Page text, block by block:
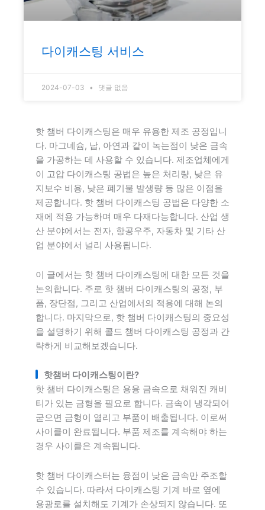
다이캐스팅 서비스
2024-07-03 댓글 없음
핫 챔버 다이캐스팅은 매우 유용한 제조 공정입니
다. 마그네슘, 납, 아연과 같이 녹는점이 낮은 금속
을 가공하는 데 사용할 수 있습니다. 제조업체에게
이 고압 다이캐스팅 공법은 높은 처리량, 낮은 유
지보수 비용, 낮은 폐기물 발생량 등 많은 이점을
제공합니다. 핫 챔버 다이캐스팅 공법은 다양한 소
재에 적용 가능하며 매우 다재다능합니다. 산업 생
산 분야에서는 전자, 항공우주, 자동차 및 기타 산
업 분야에서 널리 사용됩니다.
이 글에서는 핫 챔버 다이캐스팅에 대한 모든 것을
논의합니다. 주로 핫 챔버 다이캐스팅의 공정, 부
품, 장단점, 그리고 산업에서의 적용에 대해 논의
합니다. 마지막으로, 핫 챔버 다이캐스팅의 중요성
을 설명하기 위해 콜드 챔버 다이캐스팅 공정과 간
략하게 비교해보겠습니다.
핫챔버 다이캐스팅이란?
핫 챔버 다이캐스팅은 용융 금속으로 채워진 캐비
티가 있는 금형을 필요로 합니다. 금속이 냉각되어
굳으면 금형이 열리고 부품이 배출됩니다. 이로써
사이클이 완료됩니다. 부품 제조를 계속해야 하는
경우 사이클은 계속됩니다.
핫 챔버 다이캐스터는 융점이 낮은 금속만 주조할
수 있습니다. 따라서 다이캐스팅 기계 바로 옆에
용광로를 설치해도 기계가 손상되지 않습니다. 또